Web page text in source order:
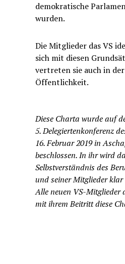
demokratische
wurden.
Die Mitglieder das VS
sich mit diesen
vertreten sie auch in der
Öffentlichkeit.
Diese Charta wurde auf
5. Delegiertenkonferenz
16. Februar 2019 in
beschlossen. In ihr wird
Selbstverständnis des
und seiner Mitglieder klar
Alle neuen VS-Mitglieder
mit ihrem Beitritt diese